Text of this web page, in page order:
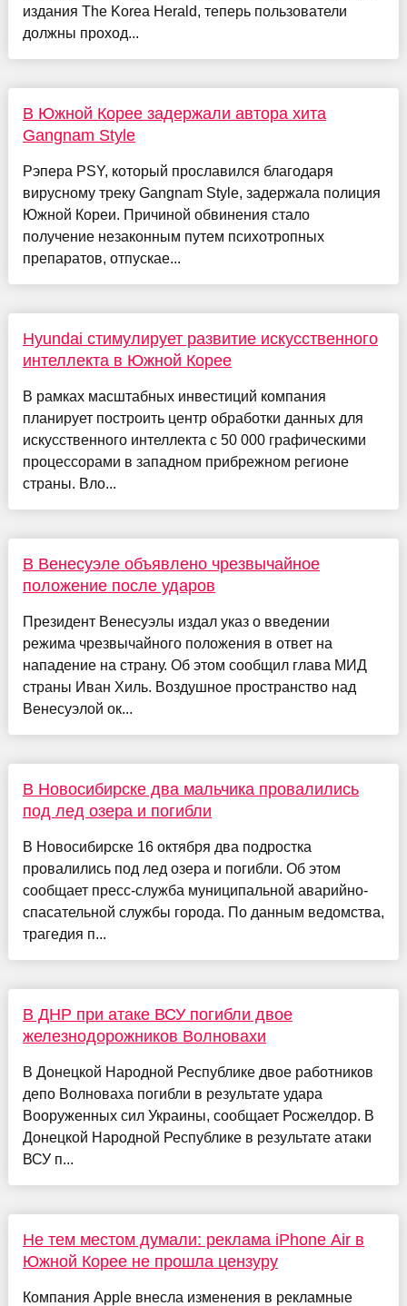
издания The Korea Herald, теперь пользователи
должны проход...
В Южной Корее задержали автора хита
Gangnam Style
Рэпера PSY, который прославился благодаря
вирусному треку Gangnam Style, задержала полиция
Южной Кореи. Причиной обвинения стало
получение незаконным путем психотропных
препаратов, отпускае...
Hyundai стимулирует развитие искусственного
интеллекта в Южной Корее
В рамках масштабных инвестиций компания
планирует построить центр обработки данных для
искусственного интеллекта с 50 000 графическими
процессорами в западном прибрежном регионе
страны. Вло...
В Венесуэле объявлено чрезвычайное
положение после ударов
Президент Венесуэлы издал указ о введении
режима чрезвычайного положения в ответ на
нападение на страну. Об этом сообщил глава МИД
страны Иван Хиль. Воздушное пространство над
Венесуэлой ок...
В Новосибирске два мальчика провалились
под лед озера и погибли
В Новосибирске 16 октября два подростка
провалились под лед озера и погибли. Об этом
сообщает пресс-служба муниципальной аварийно-
спасательной службы города. По данным ведомства,
трагедия п...
В ДНР при атаке ВСУ погибли двое
железнодорожников Волновахи
В Донецкой Народной Республике двое работников
депо Волноваха погибли в результате удара
Вооруженных сил Украины, сообщает Росжелдор. В
Донецкой Народной Республике в результате атаки
ВСУ п...
Не тем местом думали: реклама iPhone Air в
Южной Корее не прошла цензуру
Компания Apple внесла изменения в рекламные